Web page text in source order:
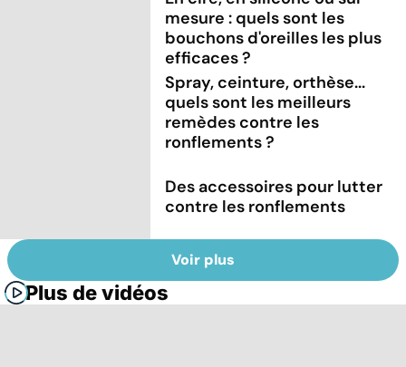
mesure : quels sont les
bouchons d'oreilles les plus
efficaces ?
Spray, ceinture, orthèse...
quels sont les meilleurs
remèdes contre les
ronflements ?
Des accessoires pour lutter
contre les ronflements
Voir plus
Plus de vidéos